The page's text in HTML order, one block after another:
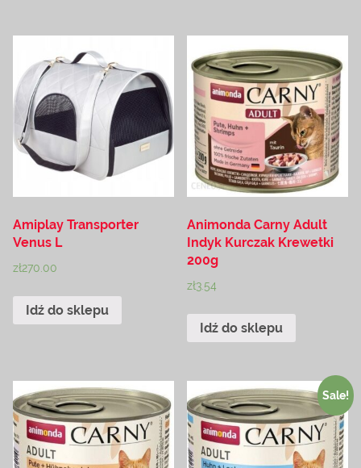
Amiplay Transporter
Venus L
zł270.00
Idź do sklepu
Animonda Carny Adult
Indyk Kurczak Krewetki
200g
zł3.54
Idź do sklepu
Sale!